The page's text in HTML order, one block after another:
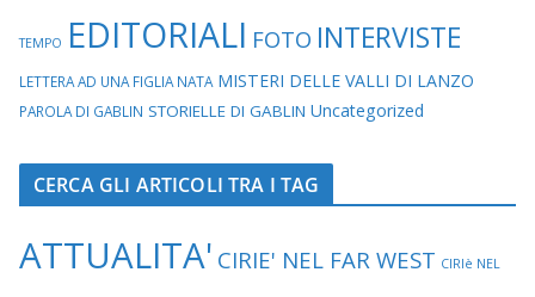
TEMPO EDITORIALI FOTO INTERVISTE
LETTERA AD UNA FIGLIA NATA MISTERI DELLE VALLI DI LANZO
PAROLA DI GABLIN STORIELLE DI GABLIN Uncategorized
CERCA GLI ARTICOLI TRA I TAG
ATTUALITA' CIRIE' NEL FAR WEST CIRIè NEL